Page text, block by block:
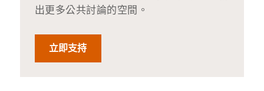
出更多公共討論的空間。
立即支持